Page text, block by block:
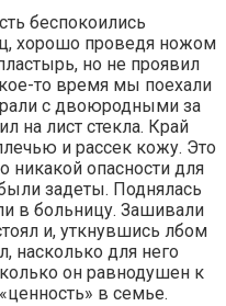
беспокоились
хорошо проведя ножом
но не проявил
то время мы поехали
с двоюродными за
на лист стекла. Край
и рассек кожу. Это
никакой опасности для
задеты. Поднялась
в больницу. Зашивали
и, уткнувшись лбом
насколько для него
он равнодушен к
в семье.